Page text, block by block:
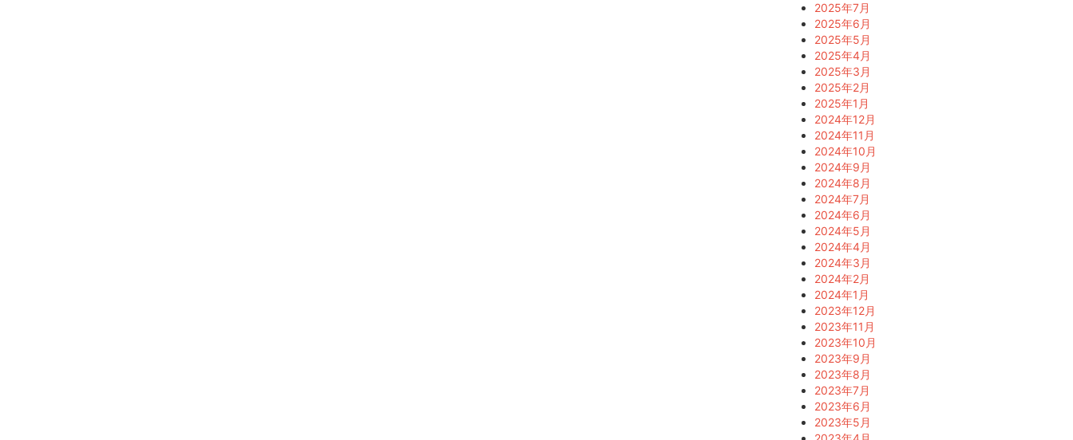
2025年7月
2025年6月
2025年5月
2025年4月
2025年3月
2025年2月
2025年1月
2024年12月
2024年11月
2024年10月
2024年9月
2024年8月
2024年7月
2024年6月
2024年5月
2024年4月
2024年3月
2024年2月
2024年1月
2023年12月
2023年11月
2023年10月
2023年9月
2023年8月
2023年7月
2023年6月
2023年5月